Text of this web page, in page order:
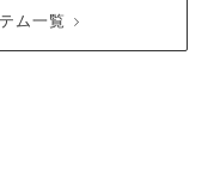
ム一覧